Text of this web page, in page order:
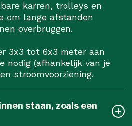
karren, trolleys en
om lange afstanden
overbruggen.
3x3 tot 6x3 meter aan
nodig (afhankelijk van je
stroomvoorziening.
staan, zoals een